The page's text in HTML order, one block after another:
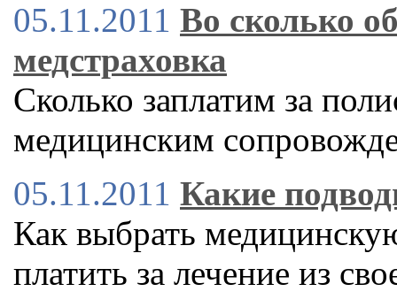
05.11.2011 Во сколько
медстраховка
Сколько заплатим за
медицинским
05.11.2011 Какие
Как выбрать
платить за лечение из